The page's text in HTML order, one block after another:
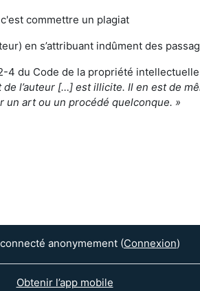
commettre un plagiat
en s’attribuant indûment des
4 du Code de la propriété intellectuelle
l’auteur […] est illicite. Il en est de
un art ou un procédé quelconque. »
anonymement (Connexion)
Obtenir l’app mobile